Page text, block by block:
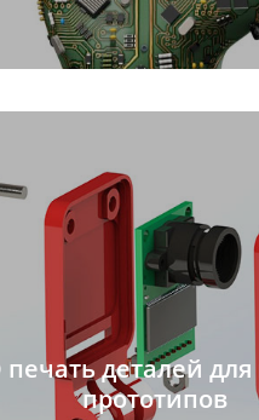
печать деталей
прототипов